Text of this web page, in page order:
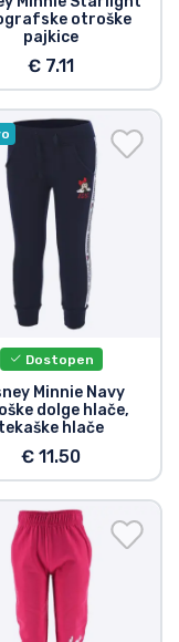
otroške
pajkice
€ 7.11
Dostopen
Minnie Navy
dolge hlače,
tekaške hlače
€ 11.50